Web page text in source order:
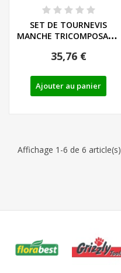
SET DE TOURNEVIS
MANCHE TRICOMPOSANT
35,76 €
Ajouter au panier
Affichage 1-6 de 6 article(s)